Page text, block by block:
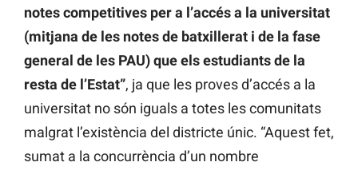
notes competitives per a l’accés a la universitat
(mitjana de les notes de batxillerat i de la fase
general de les PAU) que els estudiants de la
resta de l’Estat”, ja que les proves d’accés a la
universitat no són iguals a totes les comunitats
malgrat l’existència del districte únic. “Aquest fet,
sumat a la concurrència d’un nombre